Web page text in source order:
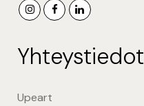
Yhteystiedot
Upeart